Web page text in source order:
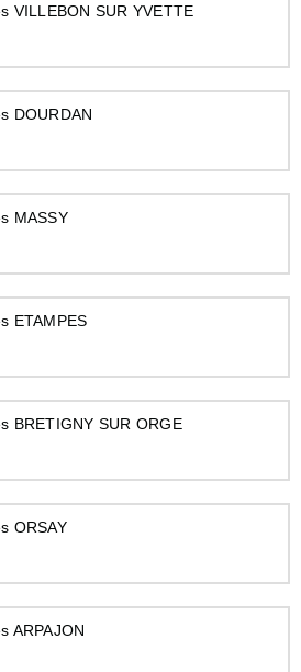
VILLEBON SUR YVETTE
DOURDAN
MASSY
ETAMPES
BRETIGNY SUR ORGE
ORSAY
ARPAJON